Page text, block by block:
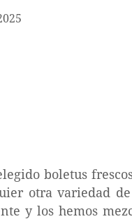
boletus
otra variedad
y los hemos